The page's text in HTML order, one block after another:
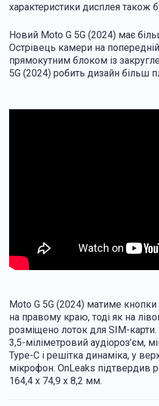
характеристики дисплея також
Новий Moto G 5G (2024) має
Острівець камери на
прямокутним блоком із
5G (2024) робить дизайн більш
Moto G 5G (2024) матиме кнопки
на правому краю, тоді як на
розміщено лоток для SIM-
3,5-міліметровий аудіороз’єм,
Type-C і решітка динаміка, у
мікрофон. OnLeaks підтвердив
164,4 x 74,9 x 8,2 мм.